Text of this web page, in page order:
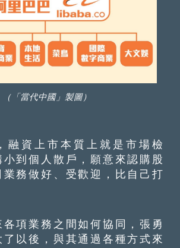
（「當代中國」製圖）
資上市本質上就是市場檢
到個人散戶，願意來認購股
業務做好、受歡迎，比自己打
業務之間如何協同，張勇
以後，與其通過各種方式來